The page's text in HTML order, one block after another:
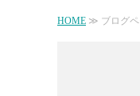
HOME ≫ ブログ